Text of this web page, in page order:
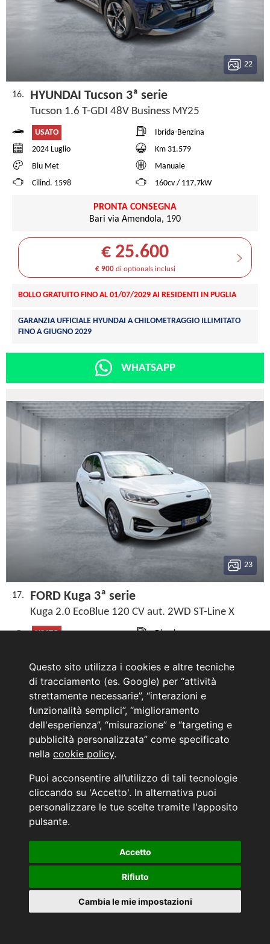
Questo sito utilizza i cookies e altre tecniche
di tracciamento (es. Google) per “attività
strettamente necessarie”, “interazioni e
funzionalità semplici”, “miglioramento
dell'esperienza”, “misurazione” e “targeting e
pubblicità personalizzata” come specificato
nella cookie policy.
Puoi acconsentire all’utilizzo di tali tecnologie
cliccando su 'Accetto'. In alternativa puoi
personalizzare le tue scelte tramite l'apposito
pulsante.
Accetto
Rifiuto
Cambia le mie impostazioni
22
16. HYUNDAI Tucson 3ª serie
Tucson 1.6 T-GDI 48V Business MY25
USATO
Ibrida-Benzina
2024 Luglio
Km 31.579
Blu Met
Manuale
Cilind. 1598
160cv / 117,7kW
PRONTA CONSEGNA
Bari via Amendola, 190
€ 25.600
€ 900di optionals inclusi
BOLLO GRATUITO FINO AL 01/07/2029 AI RESIDENTI IN PUGLIA
GARANZIA UFFICIALE HYUNDAI A CHILOMETRAGGIO ILLIMITATO
FINO A GIUGNO 2029
WHATSAPP
23
17. FORD Kuga 3ª serie
Kuga 2.0 EcoBlue 120 CV aut. 2WD ST-Line X
USATO
Diesel
BIANCO
Automatico
Cilind. 1996
120cv / 88kW
IDONEA NEOPATENTATI
PRONTA CONSEGNA
Bari via Amendola, 190
€ 26.400